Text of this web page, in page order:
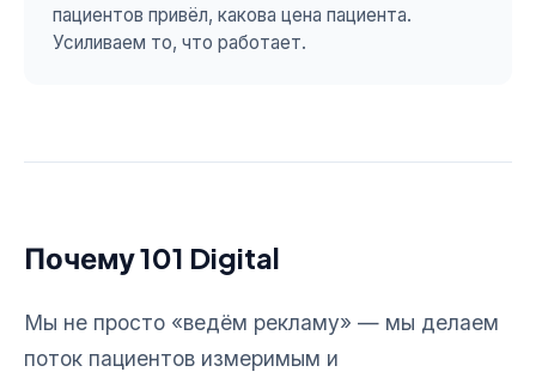
пациентов привёл, какова цена пациента.
Усиливаем то, что работает.
Почему 101 Digital
Мы не просто «ведём рекламу» — мы делаем
поток пациентов измеримым и